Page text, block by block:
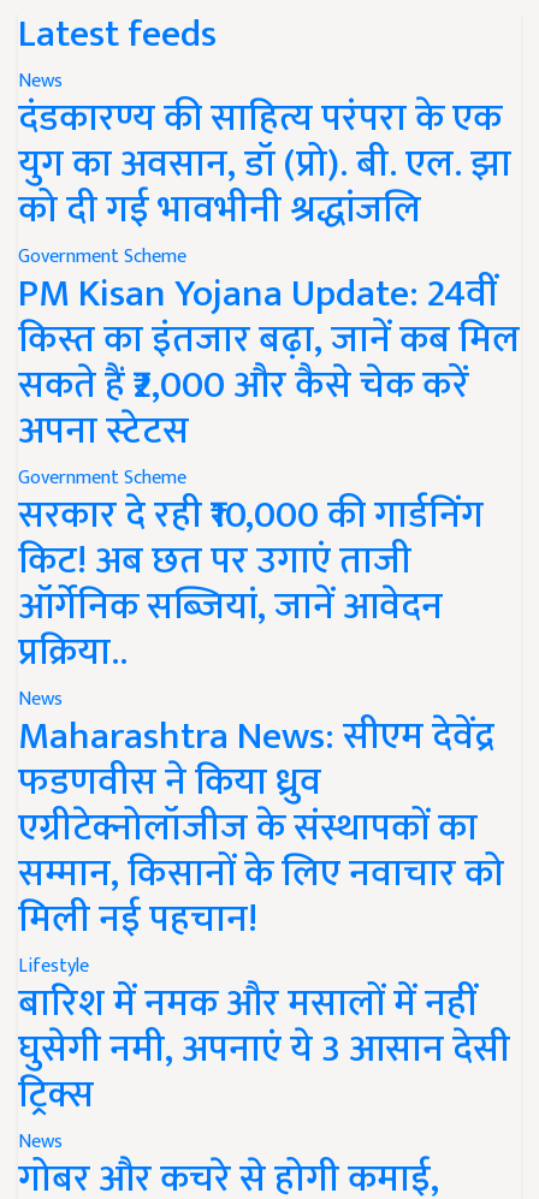
Latest feeds
News
दंडकारण्य की साहित्य परंपरा के एक
युग का अवसान, डॉ (प्रो). बी. एल. झा
को दी गई भावभीनी श्रद्धांजलि
Government Scheme
PM Kisan Yojana Update: 24वीं
किस्त का इंतजार बढ़ा, जानें कब मिल
सकते हैं ₹2,000 और कैसे चेक करें
अपना स्टेटस
Government Scheme
सरकार दे रही ₹10,000 की गार्डनिंग
किट! अब छत पर उगाएं ताजी
ऑर्गेनिक सब्जियां, जानें आवेदन
प्रक्रिया..
News
Maharashtra News: सीएम देवेंद्र
फडणवीस ने किया ध्रुव
एग्रीटेक्नोलॉजीज के संस्थापकों का
सम्मान, किसानों के लिए नवाचार को
मिली नई पहचान!
Lifestyle
बारिश में नमक और मसालों में नहीं
घुसेगी नमी, अपनाएं ये 3 आसान देसी
ट्रिक्स
News
गोबर और कचरे से होगी कमाई,